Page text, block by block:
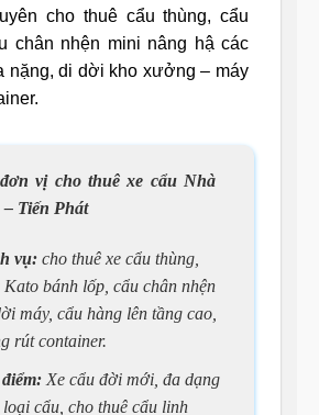
cho thuê cẩu thùng, cẩu
chân nhện mini nâng hậ các
nặng, di dời kho xưởng – máy
vị cho thuê xe cẩu Nhà
– Tiến Phát
vụ:cho thuê xe cẩu thùng,
Kato bánh lốp, cẩu chân nhện
máy, cẩu hàng lên tầng cao,
rút container.
Xe cẩu đời mới, đa dạng
loại cẩu, cho thuê cẩu linh